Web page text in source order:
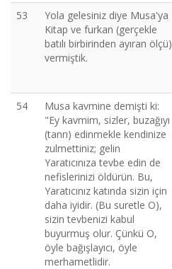
53
Yola gelesiniz diye Musa'ya
Kitap ve furkan (gerçekle
batılı birbirinden ayıran ölçü)
vermiştik.
54
Musa kavmine demişti ki:
"Ey kavmim, sizler, buzağıyı
(tanrı) edinmekle kendinize
zulmettiniz; gelin
Yaratıcınıza tevbe edin de
nefislerinizi öldürün. Bu,
Yaratıcınız katında sizin için
daha iyidir. (Bu suretle O),
sizin tevbenizi kabul
buyurmuş olur. Çünkü O,
öyle bağışlayıcı, öyle
merhametlidir.